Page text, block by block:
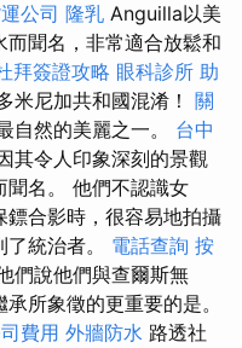
公司 隆乳 Anguilla以美
聞名，非常適合放鬆和
拜簽證攻略 眼科診所 助
米尼加共和國混淆！ 關
自然的美麗之一。 台中
其令人印象深刻的景觀
聞名。 他們不認識女
合影時，很容易地拍攝
統治者。 電話查詢 按
們說他們與查爾斯無
所象徵的更重要的是。
費用 外牆防水 路透社